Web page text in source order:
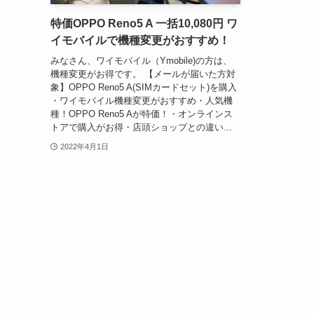
特価OPPO Reno5 A 一括10,080円 ワ
イモバイルで機種変更がおすすめ！
みなさん、ワイモバイル（Ymobile)の方は、
機種変更がお得です。 【メールが届いた方対
象】OPPO Reno5 A(SIMカードセット)を購入
・ワイモバイル機種変更がおすすめ・人気機
種！OPPO Reno5 Aが特価！・オンラインス
トアで購入がお得・店頭ショップとの違い...
2022年4月1日